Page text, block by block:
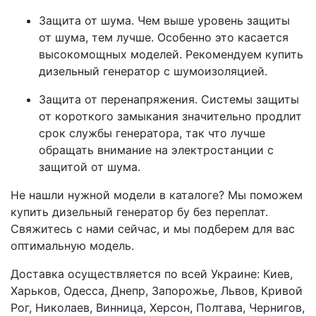
Защита от шума. Чем выше уровень защиты
от шума, тем лучше. Особенно это касается
высокомощных моделей. Рекомендуем купить
дизельный генератор с шумоизоляцией.
Защита от перенапряжения. Системы защиты
от короткого замыкания значительно продлит
срок службы генератора, так что лучше
обращать внимание на электростанции с
защитой от шума.
Не нашли нужной модели в каталоге? Мы поможем
купить дизельный генератор бу без переплат.
Свяжитесь с нами сейчас, и мы подберем для вас
оптимальную модель.
Доставка осуществляется по всей Украине: Киев,
Харьков, Одесса, Днепр, Запорожье, Львов, Кривой
Рог, Николаев, Винница, Херсон, Полтава, Чернигов,